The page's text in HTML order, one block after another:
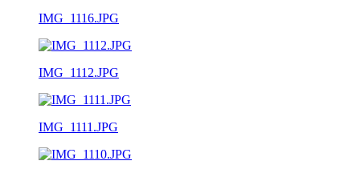
IMG_1116.JPG
IMG_1112.JPG
IMG_1111.JPG